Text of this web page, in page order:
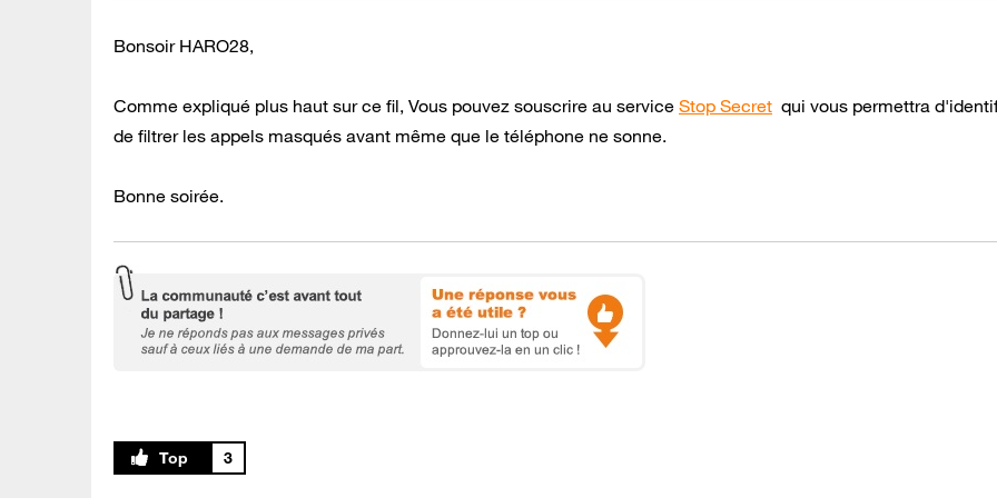
Bonsoir HARO28,
Comme expliqué plus haut sur ce fil, Vous pouvez souscrire au service Stop Secret qui vous permettra
de filtrer les appels masqués avant même que le téléphone ne sonne.
Bonne soirée.
3